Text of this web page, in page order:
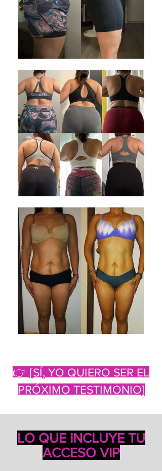
👉 [SÍ, YO QUIERO SER EL
PRÓXIMO TESTIMONIO]
LO QUE INCLUYE TU
ACCESO VIP